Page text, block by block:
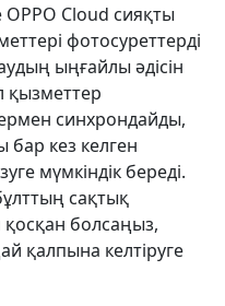
Cloud сияқты
фотосуреттерді
ыңғайлы әдісін
қызметтер
синхрондайды,
бар кез келген
мүмкіндік береді.
сақтық
қосқан болсаңыз,
қалпына келтіруге